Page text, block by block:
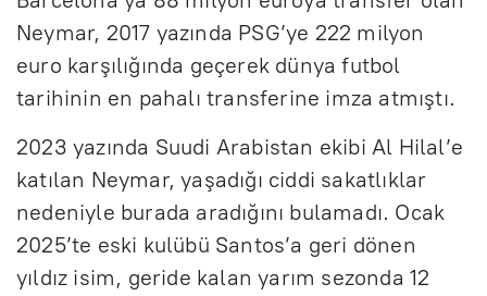
Neymar, 2017 yazında PSG’ye 222 milyon
euro karşılığında geçerek dünya futbol
tarihinin en pahalı transferine imza atmıştı.
2023 yazında Suudi Arabistan ekibi Al Hilal’e
katılan Neymar, yaşadığı ciddi sakatlıklar
nedeniyle burada aradığını bulamadı. Ocak
2025’te eski kulübü Santos’a geri dönen
yıldız isim, geride kalan yarım sezonda 12